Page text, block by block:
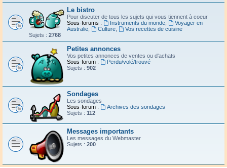
Le bistro
Pour discuter de tous les sujets qui vous tiennent à coeur
Sous-forums :
Instruments du monde,
Voyager en
Australie
Culture,
Vos recettes de cuisine
Sujets : 2768
Petites annonces
Vos petites annonces de ventes ou d'achats
Sous-forum :
Perdu/volé/trouvé
Sujets : 902
Sondages
Les sondages
Sous-forum :
Archives des sondages
Sujets : 112
Messages importants
Les messages du Webmaster
Sujets : 200